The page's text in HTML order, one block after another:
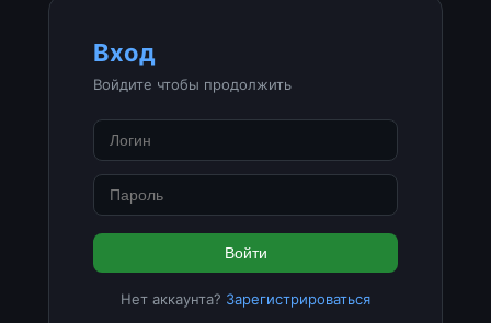
Вход
Войдите чтобы продолжить
Войти
Нет аккаунта? Зарегистрироваться